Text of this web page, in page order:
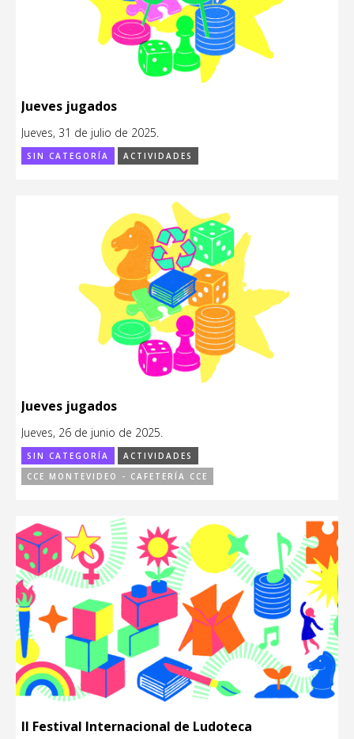
Jueves jugados
Jueves, 31 de julio de 2025.
SIN CATEGORÍA ACTIVIDADES
Jueves jugados
Jueves, 26 de junio de 2025.
SIN CATEGORÍA
ACTIVIDADES
CCE MONTEVIDEO - CAFETERÍA CCE
II Festival Internacional de Ludoteca